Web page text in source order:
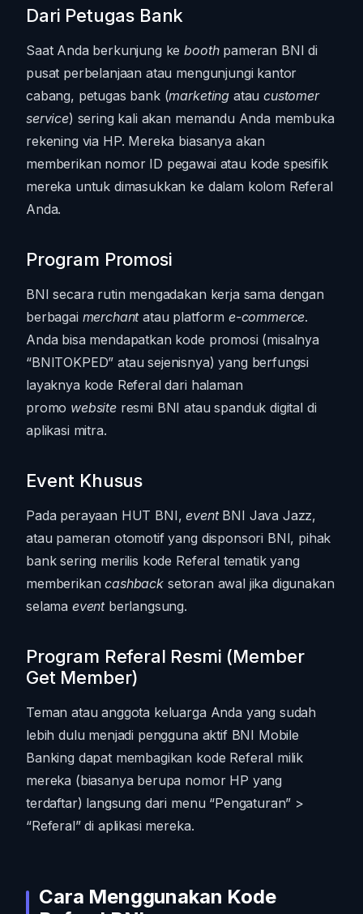
Dari Petugas Bank
Saat Anda berkunjung keboothpameran BNI di
pusat perbelanjaan atau mengunjungi kantor
cabang, petugas bank (marketing ataucustomer
service) sering kali akan memandu Anda membuka
rekening via HP. Mereka biasanya akan
memberikan nomor ID pegawai atau kode spesifik
mereka untuk dimasukkan ke dalam kolom Referal
Anda.
Program Promosi
BNI secara rutin mengadakan kerja sama dengan
berbagai merchantatau platform e-commerce.
Anda bisa mendapatkan kode promosi (misalnya
“BNITOKPED” atau sejenisnya) yang berfungsi
layaknya kode Referal dari halaman
promo websiteresmi BNI atau spanduk digital di
aplikasi mitra.
Event Khusus
Pada perayaan HUT BNI,eventBNI Java Jazz,
atau pameran otomotif yang disponsori BNI, pihak
bank sering merilis kode Referal tematik yang
memberikancashbacksetoran awal jika digunakan
selama eventberlangsung.
Program Referal Resmi (Member
Get Member)
Teman atau anggota keluarga Anda yang sudah
lebih dulu menjadi pengguna aktif BNI Mobile
Banking dapat membagikan kode Referal milik
mereka (biasanya berupa nomor HP yang
terdaftar) langsung dari menu “Pengaturan” >
“Referal” di aplikasi mereka.
Cara Menggunakan Kode